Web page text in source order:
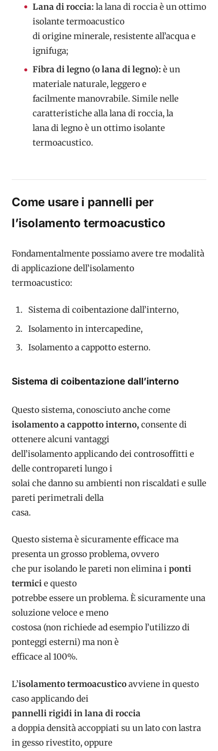
Lana di roccia: la lana di roccia è un ottimo
isolante termoacustico
di origine minerale, resistente all’acqua e
ignifuga;
Fibra di legno (o lana di legno): è un
materiale naturale, leggero e
facilmente manovrabile. Simile nelle
caratteristiche alla lana di roccia, la
lana di legno è un ottimo isolante
termoacustico.
Come usare i pannelli per
l’isolamento termoacustico
Fondamentalmente possiamo avere tre modalità
di applicazione dell’isolamento
termoacustico:
Sistema di coibentazione dall’interno,
Isolamento in intercapedine,
Isolamento a cappotto esterno.
Sistema di coibentazione dall’interno
Questo sistema, conosciuto anche come
isolamento a cappotto interno, consente di
ottenere alcuni vantaggi
dell’isolamento applicando dei controsoffitti e
delle contropareti lungo i
solai che danno su ambienti non riscaldati e sulle
pareti perimetrali della
casa.
Questo sistema è sicuramente efficace ma
presenta un grosso problema, ovvero
che pur isolando le pareti non elimina i ponti
termicie questo
potrebbe essere un problema. È sicuramente una
soluzione veloce e meno
costosa (non richiede ad esempio l’utilizzo di
ponteggi esterni) ma non è
efficace al 100%.
L’isolamento termoacusticoavviene in questo
caso applicando dei
pannelli rigidi in lana di roccia
a doppia densità accoppiati su un lato con lastra
in gesso rivestito, oppure